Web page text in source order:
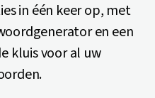
in één keer op, met
en een
kluis voor al uw